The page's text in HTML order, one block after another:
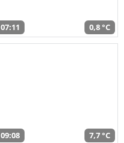
07:11 0,8 °C
09:08 7,7 °C